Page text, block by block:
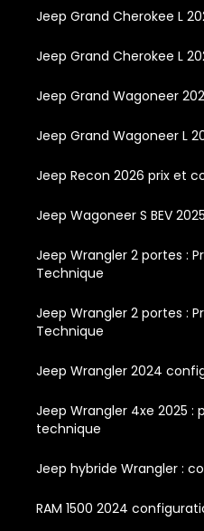
Jeep Grand Cherokee L
Jeep Grand Cherokee L
Jeep Grand Wagoneer
Jeep Grand Wagoneer L
Jeep Recon 2026 prix et
Jeep Wagoneer S BEV
Jeep Wrangler 2 portes :
Technique
Jeep Wrangler 2 portes :
Technique
Jeep Wrangler 2024
Jeep Wrangler 4xe 2025 :
technique
Jeep hybride Wrangler :
RAM 1500 2024